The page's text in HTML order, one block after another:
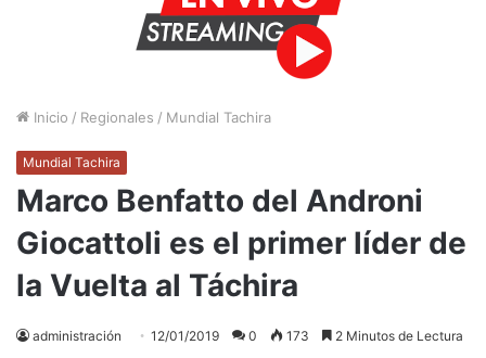
Inicio / Regionales / Mundial Tachira
Mundial Tachira
Marco Benfatto del Androni
Giocattoli es el primer líder de
la Vuelta al Táchira
administración 12/01/2019 0 173 2 Minutos de Lectura